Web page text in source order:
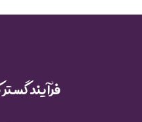
فرآیند